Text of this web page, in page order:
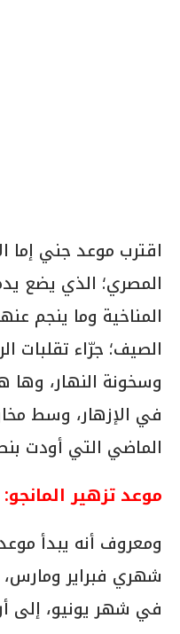
اقترب موعد جني إما
المصري؛ الذي يضع
المناخية وما ينجم
الصيف؛ جرّاء تقلبات
وسخونة النهار، وها
في الإزهار، وسط
الماضي التي أودت
موعد تزهير المانجو:
ومعروف أنه يبدأ
شهري فبراير
في شهر يونيو، إلى